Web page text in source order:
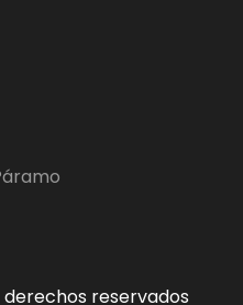
reservados